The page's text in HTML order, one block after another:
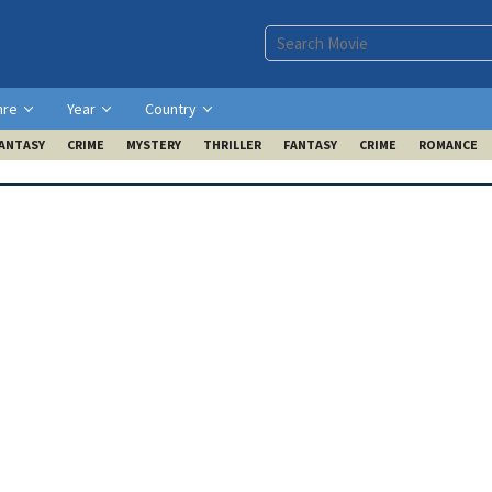
Year Country
CRIME MYSTERY THRILLER FANTASY CRIME ROMANCE